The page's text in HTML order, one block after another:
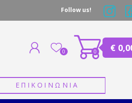
Follow us!
0 €
0
ΕΠΙΚΟΙΝΩΝΙΑ